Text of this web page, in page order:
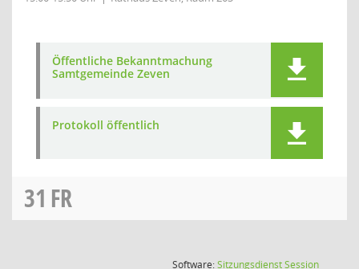
Öffentliche Bekanntmachung
Samtgemeinde Zeven
Protokoll öffentlich
31 FR
Software:SitzungsdienstSession(Wird in